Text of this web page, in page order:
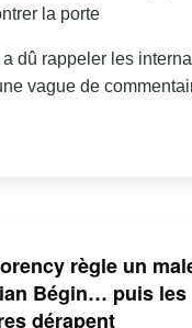
la porte
dû rappeler les
vague de
règle un
Bégin… puis les
dérapent